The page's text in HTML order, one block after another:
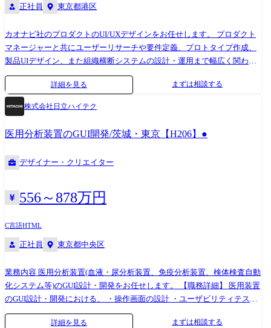
価値がどうやったら向上するのかといった上流から考えデザインに落と
く、事業の価値そのものをつくる役割と捉えています。 具体的には、以
下の難易度の高い課題に一緒に挑戦していきたいと考えております。 ・
製造業という重厚長大な産業、ブルーオーシャンな正解のないマーケッ
トへの挑戦 ・膨大なSC・リスク情報、緊急度の高い有事の際に利用され
るため、シンプルかつ直感的に表現するUI/UXデザイン ・グローバル前
提のプロダクトのため、多様な利用者を想定したプロダクトデザイン キ
ャリアパス 組織拡大と成果によって、いくつかのキャリアパスがありま
す。 ●マネジャーとしてデザイン組織の底上げに貢献する ●エキスパー
トとして専門性を伸ばす ●プロダクトマネージャーとしてプロダクトを
リードする 当社のビジョン達成に向けて組織を牽引していただきたいと
考えています
正社員 東京都港区
カオナビ社のプロダクトのUI/UXデザインをお任せします。 プロダクト
マネージャーと共にユーザーリサーチや要件定義、プロトタイプ作成、
製品UIデザイン、また組織横断システムの設計・運用まで幅広く関わる
ことができます。 またゆくゆくは他職種との連携をしながら開発プロジ
ェクトを牽引していくリードデザイナーとして、プロダクト全体のデザ
イン品質への貢献、デザイナーの業務プロセス改善などにも関わってい
ただくことを期待しています。 【チームに関して】 共に企画段階から携
わりプロダクトをより良いものにしていくメンバーの募集です。 デザイ
ナーとしてさらなるスキルアップをしたい方を歓迎します。
詳細を見る まずは相談する
株式会社日立ハイテク
医用分析装置のGUI開発/茨城・東京【H206】●
デザイナー・クリエイター
556～878万円
C言語HTML
正社員 東京都中央区
業務内容 医用分析装置(血液・尿分析装置、免疫分析装置、検体検査自動
化システム等)のGUI設計・開発をお任せします。 【職務詳細】 医用装置
のGUI設計・開発における、 ・操作画面の設計 ・ユーザビリティテスト
・ユーザーからのフィードバック対応および問題解決のための技術サポ
詳細を見る まずは相談する